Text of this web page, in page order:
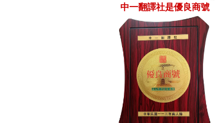
中一翻譯社是優良商號